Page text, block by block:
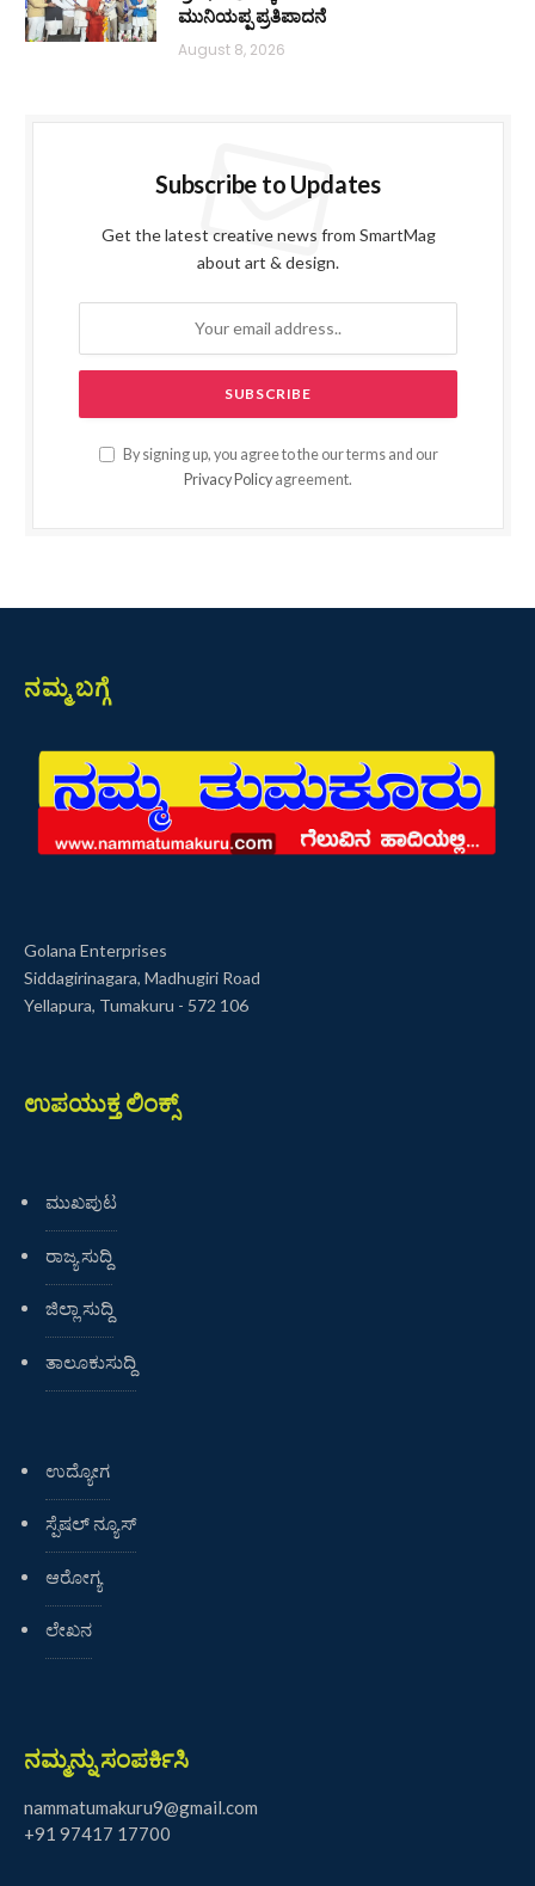
ಮುನಿಯಪ್ಪ ಪ್ರತಿಪಾದನೆ
August 8, 2026
Subscribe to Updates
Get the latest creative news from SmartMag
about art & design.
By signing up, you agree to the our terms and our
Privacy Policy agreement.
ನಮ್ಮ ಬಗ್ಗೆ
Golana Enterprises
Siddagirinagara, Madhugiri Road
Yellapura, Tumakuru - 572 106
ಉಪಯುಕ್ತ ಲಿಂಕ್ಸ್
ಮುಖಪುಟ
ರಾಜ್ಯ ಸುದ್ದಿ
ಜಿಲ್ಲಾ ಸುದ್ದಿ
ತಾಲೂಕುಸುದ್ದಿ
ಉದ್ಯೋಗ
ಸ್ಪೆಷಲ್ ನ್ಯೂಸ್
ಆರೋಗ್ಯ
ಲೇಖನ
ನಮ್ಮನ್ನು ಸಂಪರ್ಕಿಸಿ
nammatumakuru9@gmail.com
+91 97417 17700